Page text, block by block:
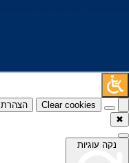
Clear cookies הצהרת נגישות
עוגיות